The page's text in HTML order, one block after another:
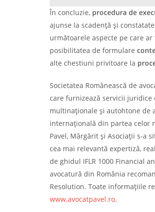
În concluzie, procedura de
ajunse la scadență și
următoarele aspecte pe care
posibilitatea de formulare
alte chestiuni privitoare la
Societatea Românească de
care furnizează servicii
multinaționale și autohtone de
internațională din partea celor
Pavel, Mărgărit și Asociații s-a
cea mai relevantă expertiză,
de ghidul IFLR 1000 Financial
avocatură din România
Resolution. Toate informațiile
www.avocatpavel.ro.